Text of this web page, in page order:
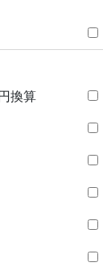
換算